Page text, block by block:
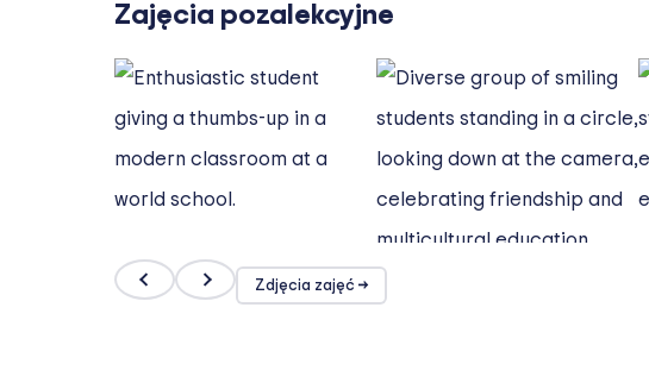
Zajęcia pozalekcyjne
Zdjęcia zajęć →